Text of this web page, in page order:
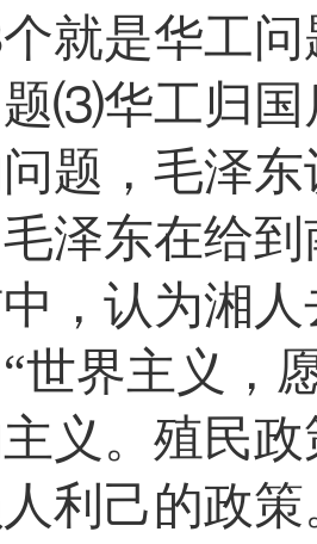
个就是华工
⑶华工归国
题，毛泽
毛泽东在给
，认为湘
世界主义，
义。殖民
利己的政